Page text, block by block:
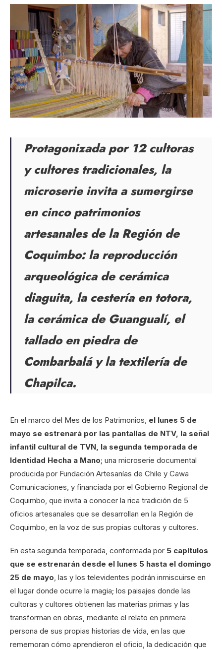
Protagonizada por 12 cultoras
y cultores tradicionales, la
microserie invita a sumergirse
en cinco patrimonios
artesanales de la Región de
Coquimbo: la reproducción
arqueológica de cerámica
diaguita, la cestería en totora,
la cerámica de Guangualí, el
tallado en piedra de
Combarbalá y la textilería de
Chapilca.
En el marco del Mes de los Patrimonios, el lunes 5 de
mayo se estrenará por las pantallas de NTV, la señal
infantil cultural de TVN, la segunda temporada de
Identidad Hecha a Mano; una microserie documental
producida por Fundación Artesanías de Chile y Cawa
Comunicaciones, y financiada por el Gobierno Regional de
Coquimbo, que invita a conocer la rica tradición de 5
oficios artesanales que se desarrollan en la Región de
Coquimbo, en la voz de sus propias cultoras y cultores.
En esta segunda temporada, conformada por 5 capítulos
que se estrenarán desde el lunes 5 hasta el domingo
25 de mayo, las y los televidentes podrán inmiscuirse en
el lugar donde ocurre la magia; los paisajes donde las
cultoras y cultores obtienen las materias primas y las
transforman en obras, mediante el relato en primera
persona de sus propias historias de vida, en las que
rememoran cómo aprendieron el oficio, la dedicación que